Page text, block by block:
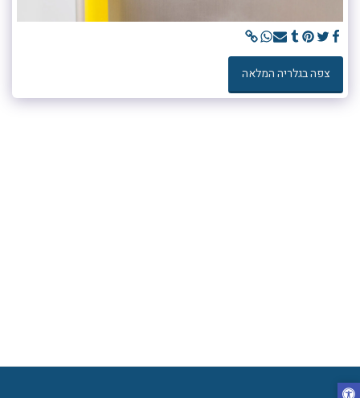
צפה בגלריה המלאה